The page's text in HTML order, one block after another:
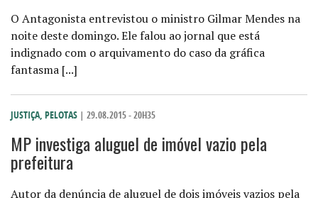
O Antagonista entrevistou o ministro Gilmar Mendes na
noite deste domingo. Ele falou ao jornal que está
indignado com o arquivamento do caso da gráfica
fantasma [...]
JUSTIÇA, PELOTAS | 29.08.2015 - 20H35
MP investiga aluguel de imóvel vazio pela
prefeitura
Autor da denúncia de aluguel de dois imóveis vazios pela